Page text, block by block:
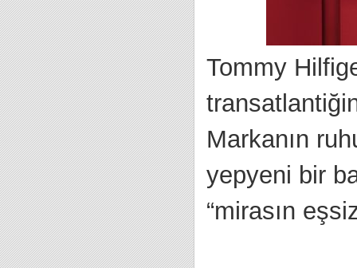
Tommy
Markanın
yepyeni bir
“mirasın